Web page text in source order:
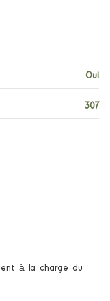
Oui
307
à la charge du